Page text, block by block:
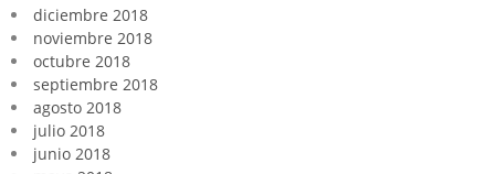
diciembre 2018
noviembre 2018
octubre 2018
septiembre 2018
agosto 2018
julio 2018
junio 2018